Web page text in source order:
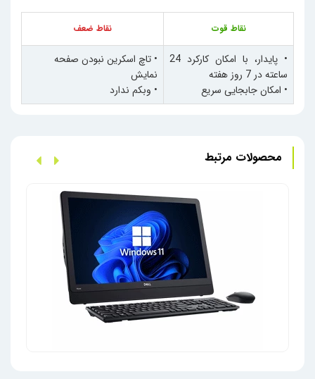
نقاط قوت نقاط ضعف
•
پایدار، با امکان کارکرد 24
ساعته در 7 روز هفته
• امکان جابجایی سریع
• تاچ اسکرین نبودن صفحه
نمایش
• وبکم ندارد
محصولات مرتبط